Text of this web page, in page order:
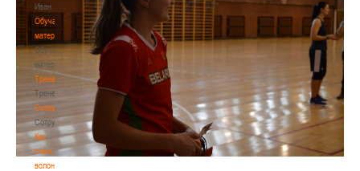
Иван
Обучающие
материалы
Обучающие
материалы
Тренерам
Тренерам
Сотрудничество
Сотрудничество
Как
стать
волонтером